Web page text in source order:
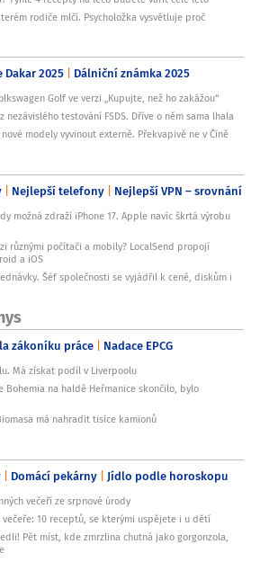
rodiče mlčí. Psycholožka vysvětluje proč
Dakar 2025 Dálniční známka 2025
Golf ve verzi „Kupujte, než ho zakážou“
testování FSDS. Dříve o něm sama lhala
modely vyvinout externě. Překvapivě ne v Číně
Nejlepší telefony Nejlepší VPN – srovnání
možná zdraží iPhone 17. Apple navíc škrtá výrobu
různými počítači a mobily? LocalSend propojí
a iOS
Šéf společnosti se vyjádřil k ceně, diskům i
zákoníku práce Nadace EPCG
Má získat podíl v Liverpoolu
na haldě Heřmanice skončilo, bylo
má nahradit tisíce kamionů
Domácí pekárny Jídlo podle horoskopu
večeří ze srpnové úrody
10 receptů, se kterými uspějete i u dětí
Pět míst, kde zmrzlina chutná jako gorgonzola,